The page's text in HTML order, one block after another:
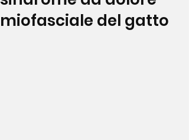
miofasciale del gatto